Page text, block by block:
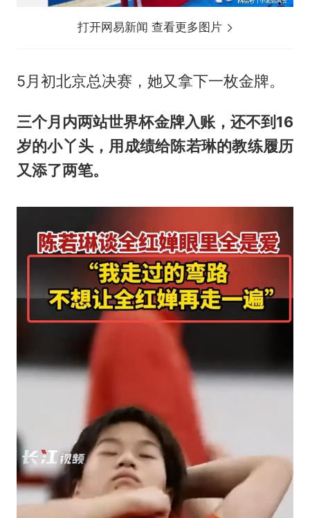
打开网易新闻 查看更多图片
5月初北京总决赛，她又拿下一枚金牌。
三个月内两站世界杯金牌入账，还不到16
岁的小丫头，用成绩给陈若琳的教练履历
又添了两笔。